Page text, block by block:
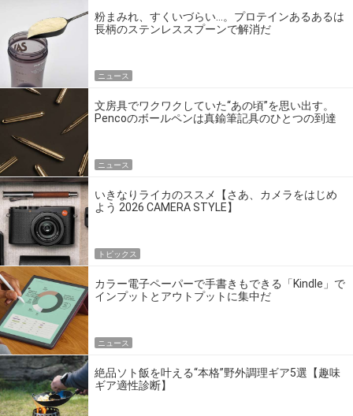
粉まみれ、すくいづらい…。プロテインあるあるは
長柄のステンレススプーンで解消だ
ニュース
文房具でワクワクしていた“あの頃”を思い出す。
Pencoのボールペンは真鍮筆記具のひとつの到達
ニュース
いきなりライカのススメ【さあ、カメラをはじめ
よう 2026 CAMERA STYLE】
トピックス
カラー電子ペーパーで手書きもできる「Kindle」で
インプットとアウトプットに集中だ
ニュース
絶品ソト飯を叶える“本格”野外調理ギア5選【趣味
ギア適性診断】